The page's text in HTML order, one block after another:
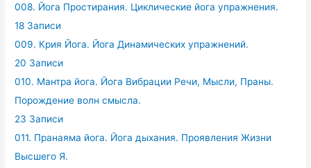
008. Йога Простирания. Циклические йога упражнения.
18 Записи
009. Крия Йога. Йога Динамических упражнений.
20 Записи
010. Мантра йога. Йога Вибрации Речи, Мысли, Праны.
Порождение волн смысла.
23 Записи
011. Пранаяма йога. Йога дыхания. Проявления Жизни
Высшего Я.